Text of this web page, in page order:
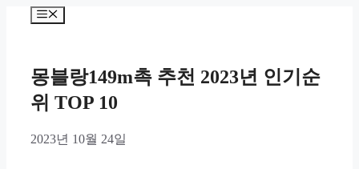
Menu
몽블랑149m촉 추천 2023년 인기순
위 TOP 10
2023년 10월 24일